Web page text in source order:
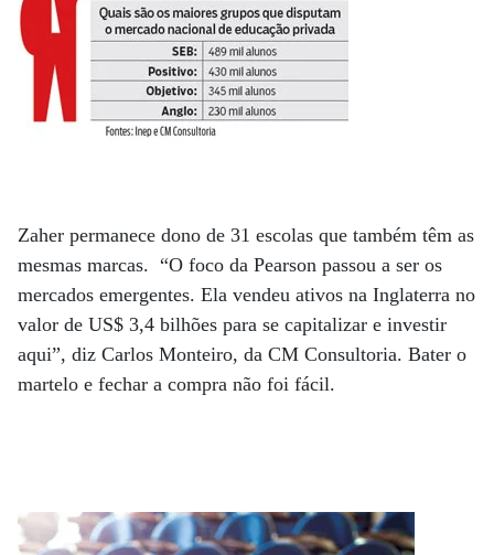
Zaher permanece dono de 31 escolas que também têm as
mesmas marcas. “O foco da Pearson passou a ser os
mercados emergentes. Ela vendeu ativos na Inglaterra no
valor de US$ 3,4 bilhões para se capitalizar e investir
aqui”, diz Carlos Monteiro, da CM Consultoria. Bater o
martelo e fechar a compra não foi fácil.